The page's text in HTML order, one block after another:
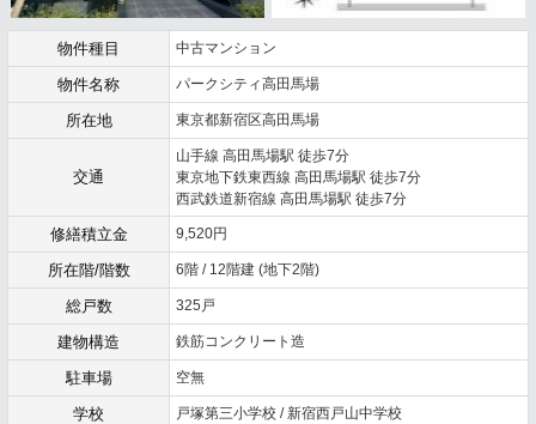
物件種目 中古マンション
物件名称 パークシティ高田馬場
所在地 東京都新宿区高田馬場
交通
山手線 高田馬場駅 徒歩7分
東京地下鉄東西線 高田馬場駅 徒歩7分
西武鉄道新宿線 高田馬場駅 徒歩7分
修繕積立金 9,520円
所在階/階数 6階 / 12階建 (地下2階)
総戸数 325戸
建物構造 鉄筋コンクリート造
駐車場 空無
学校 戸塚第三小学校 / 新宿西戸山中学校